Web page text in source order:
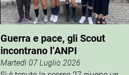
Guerra e pace, gli Scout
incontrano l’ANPI
Martedì 07 Luglio 2026